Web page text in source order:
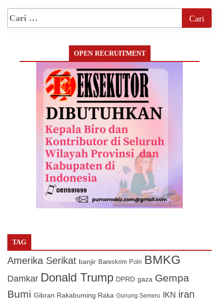
OPEN RECRUITMENT
TAG
Amerika Serikat banjir Bareskrim Polri BMKG
Damkar Donald Trump DPRD gaza Gempa
Bumi Gibran Rakabuming Raka Gunung Semeru IKN iran